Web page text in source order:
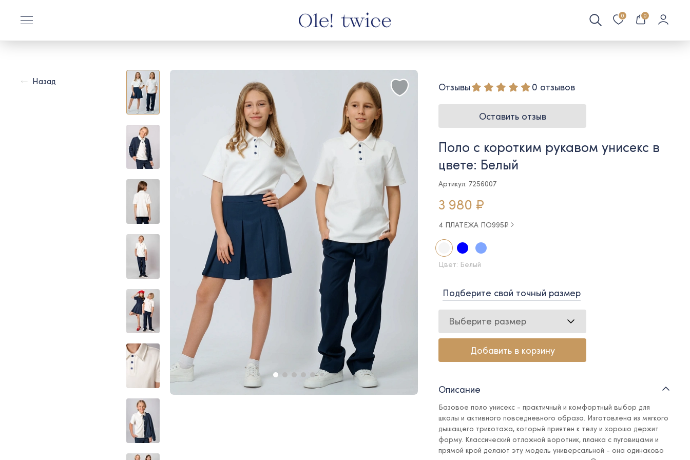
0 0
Назад Отзывы 0 отзывов
Оставить отзыв
Поло с коротким рукавом унисекс в
цвете: Белый
Артикул: 7256007
3 980 ₽
4 ПЛАТЕЖА ПО995₽
Цвет: Белый
Подберите свой точный размер
Выберите размер
Добавить в корзину
Описание
Базовое поло унисекс - практичный и комфортный выбор для
школы и активного повседневного образа. Изготовлена из мягкого
дышащего трикотажа, который приятен к телу и хорошо держит
форму. Классический отложной воротник, планка с пуговицами и
прямой крой делают эту модель универсальной - она одинаково